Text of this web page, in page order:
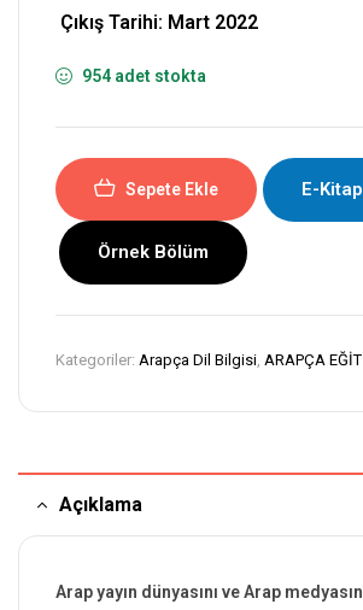
Çıkış Tarihi: Mart 2022
954 adet stokta
Sepete Ekle E-
Örnek Bölüm
Kategoriler: Arapça Dil Bilgisi, ARAPÇA
Açıklama
Arap yayın dünyasını ve Arap